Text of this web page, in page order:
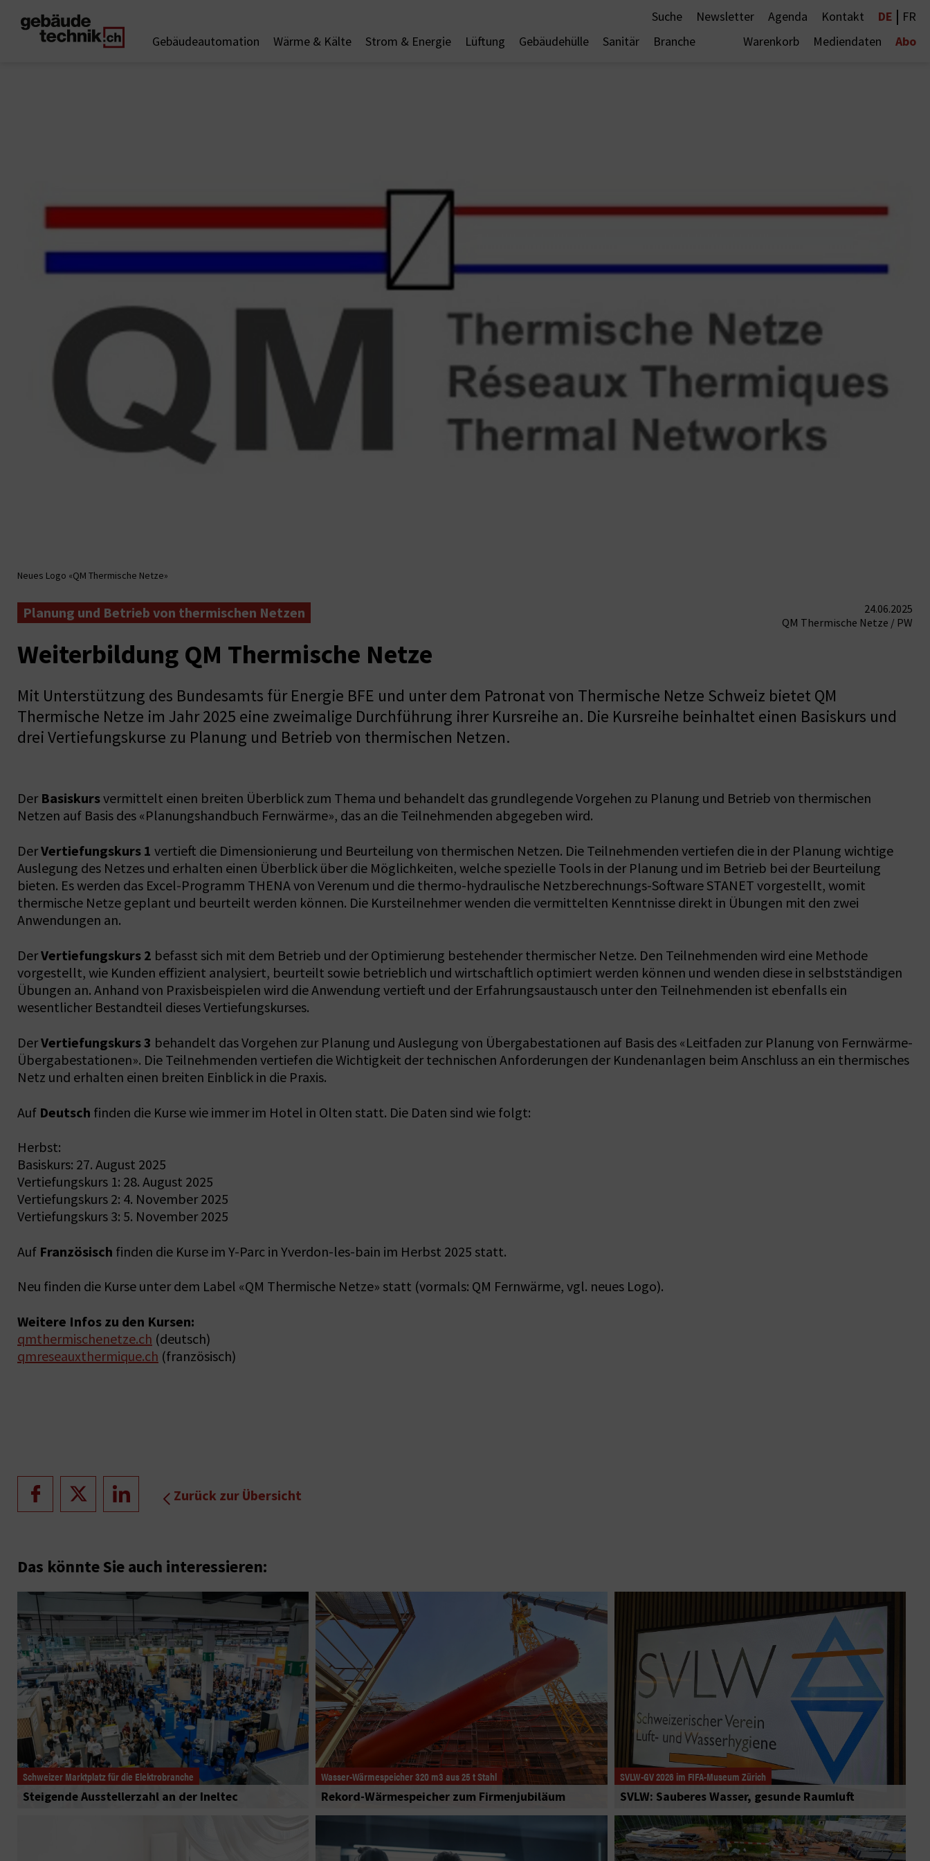
Suche Newsletter Agenda Kontakt DE | FR
Gebäudeautomation
Wärme & Kälte Strom & Energie Lüftung Gebäudehülle Sanitär Branche Warenkorb Mediendaten Abo
Neues Logo «QM Thermische Netze»
Planung und Betrieb von thermischen Netzen
24.06.2025
QM Thermische Netze / PW
Weiterbildung QM Thermische Netze
Mit Unterstützung des Bundesamts für Energie BFE und unter dem Patronat von Thermische Netze Schweiz bietet QM
Thermische Netze im Jahr 2025 eine zweimalige Durchführung ihrer Kursreihe an. Die Kursreihe beinhaltet einen Basiskurs und
drei Vertiefungskurse zu Planung und Betrieb von thermischen Netzen.
Der Basiskursvermittelt einen breiten Überblick zum Thema und behandelt das grundlegende Vorgehen zu Planung und Betrieb von thermischen
Netzen auf Basis des «Planungshandbuch Fernwärme», das an die Teilnehmenden abgegeben wird.
DerVertiefungskurs 1 vertieft die Dimensionierung und Beurteilung von thermischen Netzen. Die Teilnehmenden vertiefen die in der Planung wichtige
Auslegung des Netzes und erhalten einen Überblick über die Möglichkeiten, welche spezielle Tools in der Planung und im Betrieb bei der Beurteilung
bieten. Es werden das Excel-Programm THENA von Verenum und die thermo-hydraulische Netzberechnungs-Software STANET vorgestellt, womit
thermische Netze geplant und beurteilt werden können. Die Kursteilnehmer wenden die vermittelten Kenntnisse direkt in Übungen mit den zwei
Anwendungen an.
DerVertiefungskurs 2 befasst sich mit dem Betrieb und der Optimierung bestehender thermischer Netze. Den Teilnehmenden wird eine Methode
vorgestellt, wie Kunden effizient analysiert, beurteilt sowie betrieblich und wirtschaftlich optimiert werden können und wenden diese in selbstständigen
Übungen an. Anhand von Praxisbeispielen wird die Anwendung vertieft und der Erfahrungsaustausch unter den Teilnehmenden ist ebenfalls ein
wesentlicher Bestandteil dieses Vertiefungskurses.
DerVertiefungskurs 3 behandelt das Vorgehen zur Planung und Auslegung von Übergabestationen auf Basis des «Leitfaden zur Planung von Fernwärme-
Übergabestationen». Die Teilnehmenden vertiefen die Wichtigkeit der technischen Anforderungen der Kundenanlagen beim Anschluss an ein thermisches
Netz und erhalten einen breiten Einblick in die Praxis.
Auf Deutsch finden die Kurse wie immer im Hotel in Olten statt. Die Daten sind wie folgt:
Herbst:
Basiskurs: 27. August 2025
Vertiefungskurs 1: 28. August 2025
Vertiefungskurs 2: 4. November 2025
Vertiefungskurs 3: 5. November 2025
Auf Französisch finden die Kurse im Y-Parc in Yverdon-les-bain im Herbst 2025 statt.
Neu finden die Kurse unter dem Label «QM Thermische Netze» statt (vormals: QM Fernwärme, vgl. neues Logo).
Weitere Infos zu den Kursen:
qmthermischenetze.ch (deutsch)
qmreseauxthermique.ch (französisch)
Zurück zur Übersicht
Das könnte Sie auch interessieren:
Schweizer Marktplatz für die Elektrobranche
Steigende Ausstellerzahl an der Ineltec
Wasser-Wärmespeicher 320 m3 aus 25 t Stahl
Rekord-Wärmespeicher zum Firmenjubiläum
SVLW-GV 2026 im FIFA-Museum Zürich
SVLW: Sauberes Wasser, gesunde Raumluft